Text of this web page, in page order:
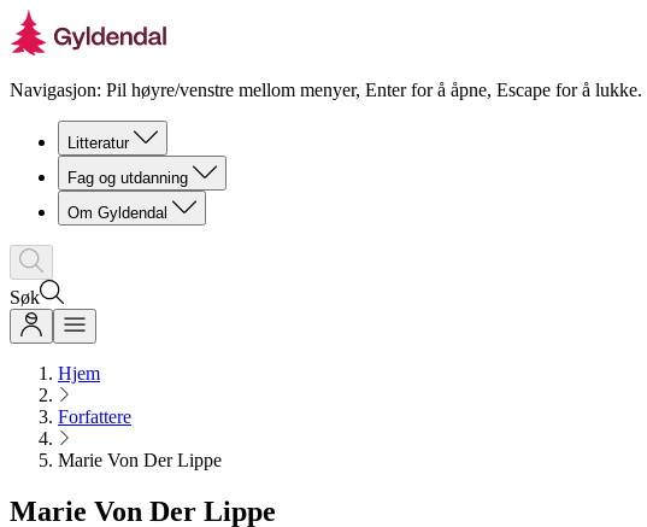
Navigasjon: Pil høyre/venstre mellom menyer, Enter for å åpne, Escape for å lukke.
Litteratur
Fag og utdanning
Om Gyldendal
Søk
Hjem
Forfattere
Marie Von Der Lippe
Marie Von Der Lippe